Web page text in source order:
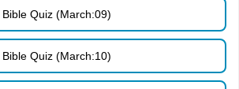
Quiz (March:09)
Quiz (March:10)